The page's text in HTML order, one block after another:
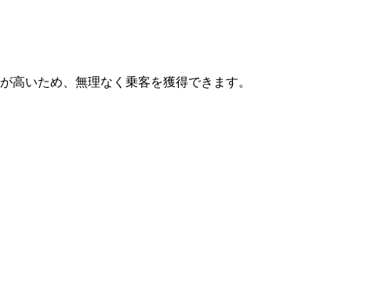
いため、無理なく乗客を獲得できます。